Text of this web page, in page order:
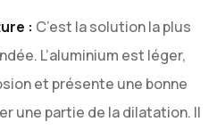
: C’est la solution la plus
L’aluminium est léger,
et présente une bonne
une partie de la dilatation. Il